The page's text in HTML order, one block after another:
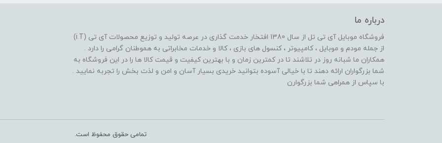
درباره ما
فروشگاه موبایل آی تی تل از سال 1380 افتخار خدمت گذاری در عرصه تولید و توزیع محصولات آی تی (i.T)
از جمله مودم و موبایل ، کامپیوتر ، کنسول های بازی ، کالا و خدمات مخابراتی به هموطنان گرامی را دارد .
همکاران ما شبانه روز در تلاشند تا در کمترین زمان و با بهترین کیفیت و قیمت کالا ها را در این فروشگاه به
شما بزرگواران ارائه دهند تا با خیالی آسوده بتوانید خریدی بسیار آسان و امن و لذت بخش را تجربه نمایید .
با سپاس از همراهی شما بزرگوارن
تمامی حقوق محفوظ است.